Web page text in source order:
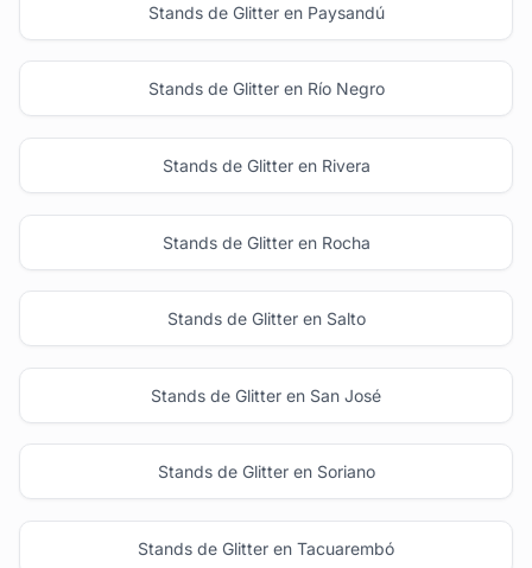
Stands de Glitter en Paysandú
Stands de Glitter en Río Negro
Stands de Glitter en Rivera
Stands de Glitter en Rocha
Stands de Glitter en Salto
Stands de Glitter en San José
Stands de Glitter en Soriano
Stands de Glitter en Tacuarembó